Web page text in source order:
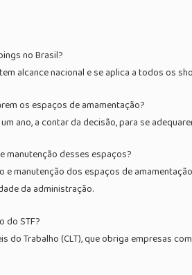
no Brasil?
alcance nacional e se aplica a todos os
os espaços de amamentação?
ano, a contar da decisão, para se
manutenção desses espaços?
e manutenção dos espaços de
da administração.
do STF?
do Trabalho (CLT), que obriga empresas